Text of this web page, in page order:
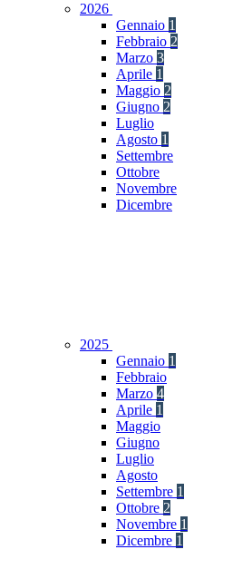
2026
Gennaio 1
Febbraio 2
Marzo 3
Aprile 1
Maggio 2
Giugno 2
Luglio
Agosto 1
Settembre
Ottobre
Novembre
Dicembre
2025
Gennaio 1
Febbraio
Marzo 4
Aprile 1
Maggio
Giugno
Luglio
Agosto
Settembre 1
Ottobre 2
Novembre 1
Dicembre 1